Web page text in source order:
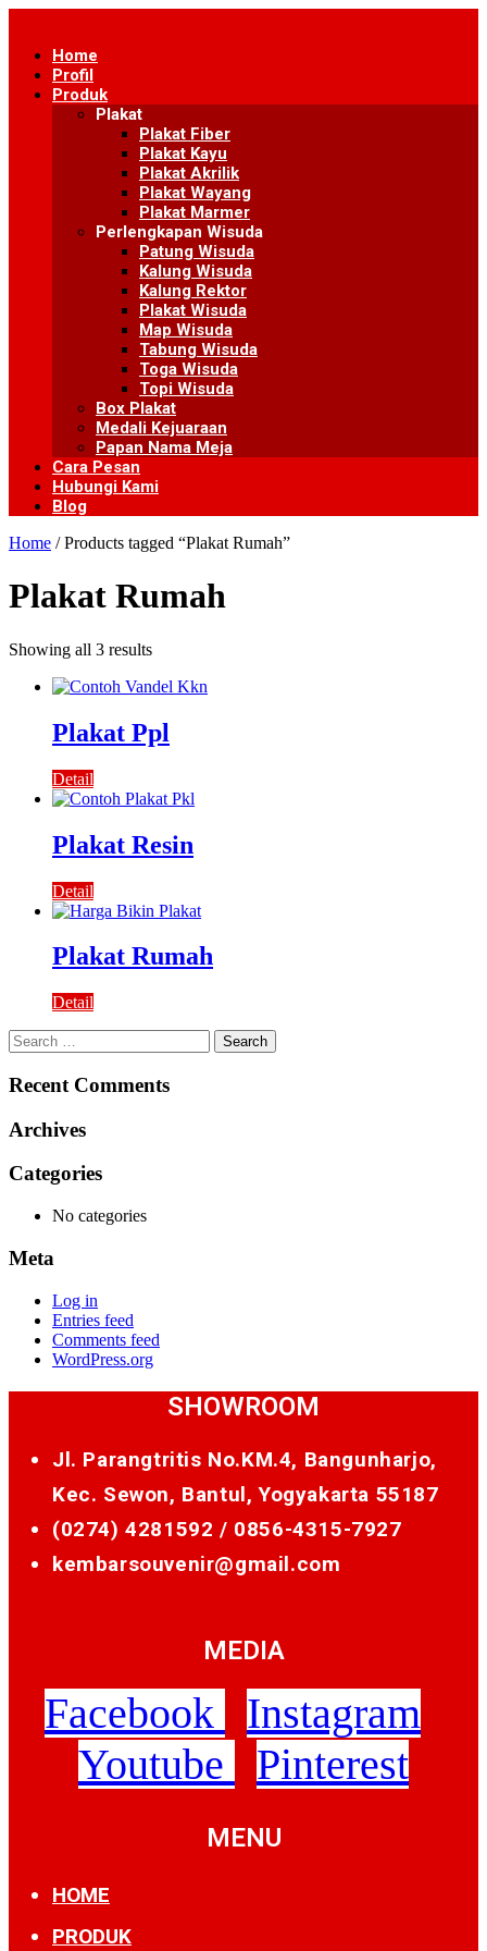
contentHome
Profil
Produk
Plakat
Plakat Fiber
Plakat Kayu
Plakat Akrilik
Plakat Wayang
Plakat Marmer
Perlengkapan Wisuda
Patung Wisuda
Kalung Wisuda
Kalung Rektor
Plakat Wisuda
Map Wisuda
Tabung Wisuda
Toga Wisuda
Topi Wisuda
Box Plakat
Medali Kejuaraan
Papan Nama Meja
Cara Pesan
Hubungi Kami
Blog
Home / Products tagged “Plakat Rumah”
Plakat Rumah
Showing all 3 results
Plakat Ppl
Detail
Plakat Resin
Detail
Plakat Rumah
Detail
Search
for:
Recent Comments
Archives
Categories
No categories
Meta
Log in
Entries feed
Comments feed
WordPress.org
SHOWROOM
Jl. Parangtritis No.KM.4, Bangunharjo,
Kec. Sewon, Bantul, Yogyakarta 55187
(0274) 4281592 / 0856-4315-7927
kembarsouvenir@gmail.com
MEDIA
Facebook
Instagram
Youtube
Pinterest
MENU
HOME
PRODUK